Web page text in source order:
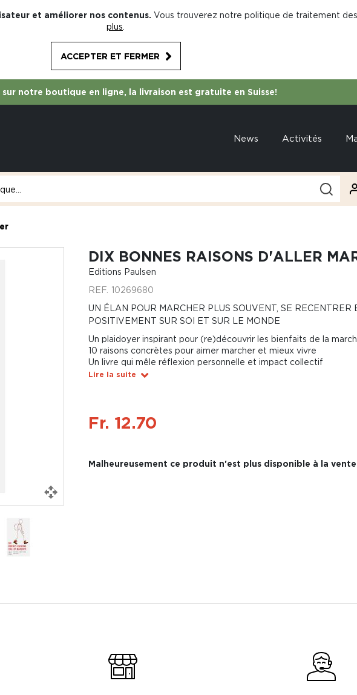
et améliorer nos contenus. Vous trouverez notre politique de traitement
plus
ACCEPTER ET FERMER
sur notre boutique en ligne, la livraison est gratuite en Suisse!
News Activités
DIX BONNES RAISONS D'ALLER
Editions Paulsen
REF. 10269680
UN ÉLAN POUR MARCHER PLUS SOUVENT, SE RECENTRER
POSITIVEMENT SUR SOI ET SUR LE MONDE
Un plaidoyer inspirant pour (re)découvrir les bienfaits de la
10 raisons concrètes pour aimer marcher et mieux vivre
Un livre qui mêle réflexion personnelle et impact collectif
Lire la suite
Fr. 12.70
Malheureusement ce produit n'est plus disponible à la vente